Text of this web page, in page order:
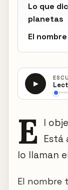
Lo que
planetas
El
▶
E l
Está
lo llaman
El nombre